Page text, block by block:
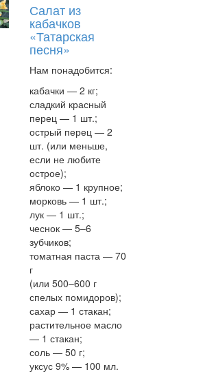
Салат из
кабачков
«Татарская
песня»
Нам понадобится:
кабачки — 2 кг;
сладкий красный
перец — 1 шт.;
острый перец — 2
шт. (или меньше,
если не любите
острое);
яблоко — 1 крупное;
морковь — 1 шт.;
лук — 1 шт.;
чеснок — 5–6
зубчиков;
томатная паста — 70
г
(или 500–600 г
спелых помидоров);
сахар — 1 стакан;
растительное масло
— 1 стакан;
соль — 50 г;
уксус 9% — 100 мл.